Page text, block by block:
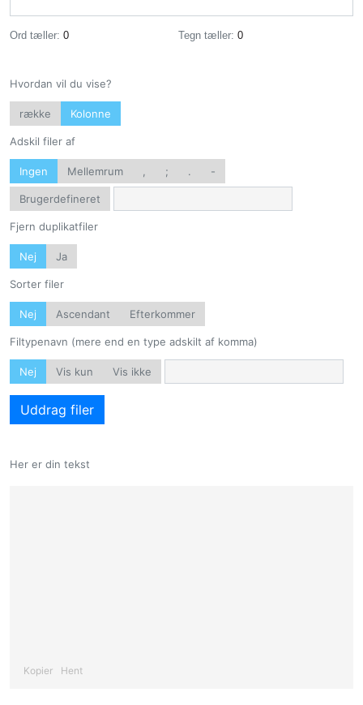
Ord tæller: 0 Tegn tæller: 0
Her er din tekst
Kopier Hent
Hvordan vil du vise?
række Kolonne
Adskil filer af
Ingen Mellemrum ; . -
Brugerdefineret
Fjern duplikatfiler
Nej Ja
Sorter filer
Nej Ascendant Efterkommer
Filtypenavn (mere end en type adskilt af komma)
Nej Vis kun Vis ikke
Uddrag filer